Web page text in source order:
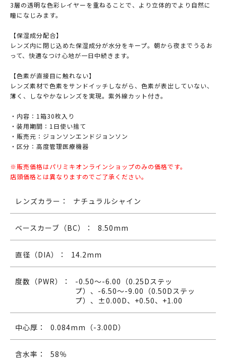
3層の透明な色彩レイヤーを重ねることで、より立体的でより自然に
瞳になじみます。
【保湿成分配合】
レンズ内に閉じ込めた保湿成分が水分をキープ。朝から夜までうるお
って、快適なつけ心地が一日中続きます。
【色素が直接目に触れない】
レンズ素材で色素をサンドイッチしながら、色素が表出していない、
薄く、しなやかなレンズを実現。紫外線カット付き。
・内容：1箱30枚入り
・装用期間：1日使い捨て
・販売元：ジョンソンエンドジョンソン
・区分：高度管理医療機器
※販売価格はパリミキオンラインショップのみの価格です。
店頭価格とは異なりますのでご了承ください。
レンズカラー： ナチュラルシャイン
ベースカーブ（BC）： 8.50mm
直径（DIA）： 14.2mm
度数（PWR）：
-0.50～-6.00（0.25Dステッ
プ）、-6.50～-9.00（0.50Dステッ
プ）、±0.00D、+0.50、+1.00
中心厚： 0.084mm（-3.00D）
含水率： 58％